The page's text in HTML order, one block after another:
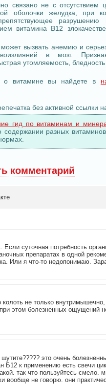
связано не с отсутствием
оболочки желудка, при
витамина В12
вызвать анемию и
в мозг.
утомляемость,
витамине вы найдете в
без активной ссылки
гид по витаминам и
разных витаминов
комментарий
суточная потребность
препаратах в одной
Или я что-то недопонимаю.
не только
этом болезненных ощущений
это очень
Б12 к применению есть свечи
так что пользуйтесь смело.
вообще не говорю. они